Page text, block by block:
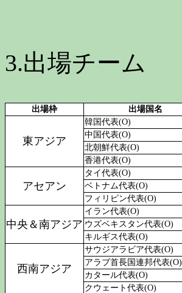
3.出場チーム
出場枠 出場国名
東アジア
韓国代表(O)
中国代表(O)
北朝鮮代表(O)
香港代表(O)
アセアン
タイ代表(O)
ベトナム代表(O)
フィリピン代表(O)
中央＆南アジア
イラン代表(O)
ウズベキスタン代表(O)
キルギス代表(O)
西南アジア
サウジアラビア代表(O)
アラブ首長国連邦代表(O)
カタール代表(O)
クウェート代表(O)